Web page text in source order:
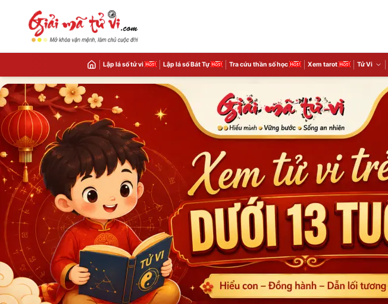
Lập lá số tử vi Lập lá số Bát Tự Tra cứu thần số học Xem tarot Tử Vi